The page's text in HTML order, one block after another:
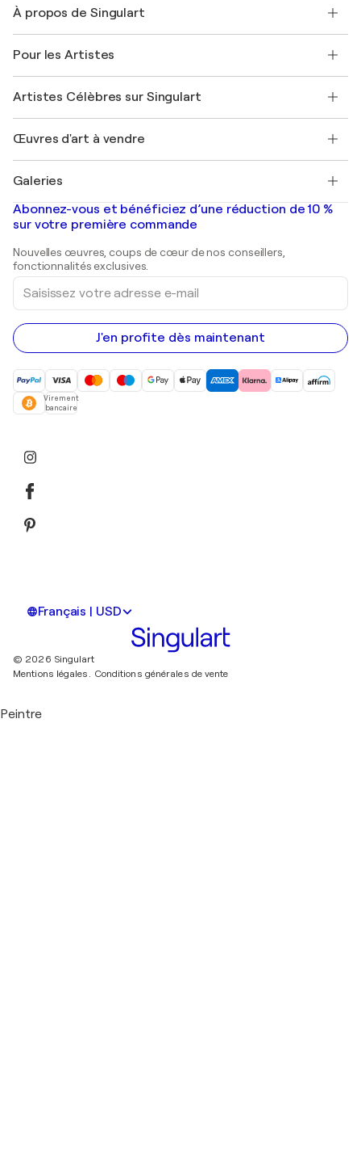
Expédition
Offrir une carte cadeau
Rejoignez notre programme commercial
Mon compte
+33 1 76 44 06 42
À propos de Singulart
FAQ
Magazine Singulart
Emplois
Découvrez une sélection d'art original
Pour les Artistes
Se connecter en tant qu'Artiste
Artistes Célèbres sur Singulart
Marc Chagall
Banksy
Mr. Brainwash
Shepard Fairey
Œuvres d'art à vendre
Tableaux abstraits à vendre
Peintures de paysage
Estampes
Peintures acryliques
Galeries
Galeries d'art en France
Galeries d'art en Belgique
Abonnez-vous et bénéficiez d’une réduction de 10 %
sur votre première commande
Nouvelles œuvres, coups de cœur de nos conseillers,
fonctionnalités exclusives.
Saisissez
votre
adresse
e-
mail
J'en profite dès maintenant
Virement
bancaire
Français | USD
© 2026 Singulart
Mentions légales.
Conditions générales de vente
Peintre